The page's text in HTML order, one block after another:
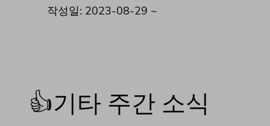
작성일: 2023-08-29 ~
👍기타 주간 소식